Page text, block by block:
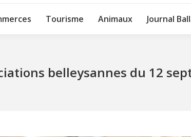
Tourisme Animaux Journal
belleysannes du 12